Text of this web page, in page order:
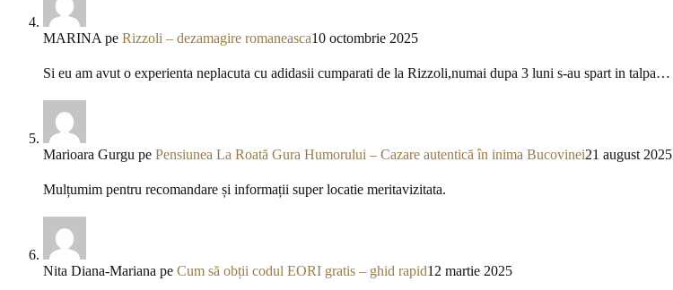
MARINApe Rizzoli – dezamagire romaneasca10 octombrie 2025
Si eu am avut o experienta neplacuta cu adidasii cumparati de la Rizzoli,numai dupa 3 luni s-au spart in talpa…
Marioara Gurgu pe Pensiunea La Roată Gura Humorului – Cazare autentică în inima Bucovinei21 august 2025
Mulțumim pentru recomandare și informații super locatie meritavizitata.
Nita Diana-Mariana pe Cum să obții codul EORI gratis – ghid rapid12 martie 2025